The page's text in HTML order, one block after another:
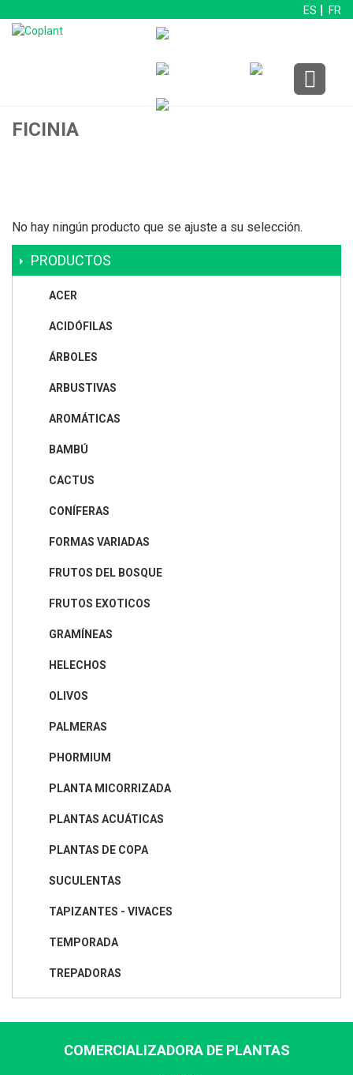
ES FR
FICINIA
No hay ningún producto que se ajuste a su selección.
PRODUCTOS
ACER
ACIDÓFILAS
ÁRBOLES
ARBUSTIVAS
AROMÁTICAS
BAMBÚ
CACTUS
CONÍFERAS
FORMAS VARIADAS
FRUTOS DEL BOSQUE
FRUTOS EXOTICOS
GRAMÍNEAS
HELECHOS
OLIVOS
PALMERAS
PHORMIUM
PLANTA MICORRIZADA
PLANTAS ACUÁTICAS
PLANTAS DE COPA
SUCULENTAS
TAPIZANTES - VIVACES
TEMPORADA
TREPADORAS
COMERCIALIZADORA DE PLANTAS